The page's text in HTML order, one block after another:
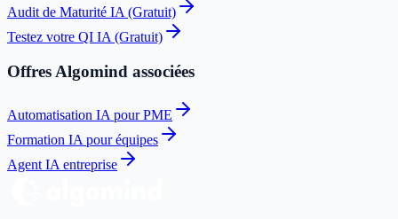
Audit de Maturité IA (Gratuit)
Testez votre QI IA (Gratuit)
Offres Algomind associées
Automatisation IA pour PME
Formation IA pour équipes
Agent IA entreprise